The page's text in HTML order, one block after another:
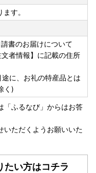
限りではございませ
ります。
り遅れる場合もござい
より、荷物のお受取に
つきましては、品質保
させていただきます。
届けが出来ない場合が
増加のため。
等の交通規制や荷受け
す。
書のお届けについて
者情報】に記載の住所
に、お礼の特産品とは
く)
「ふるなび」からはお答
いただくようお願いいた
たい方はコチラ